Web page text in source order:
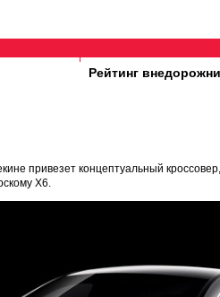
Рейтинг
привезет концептуальный
X6.